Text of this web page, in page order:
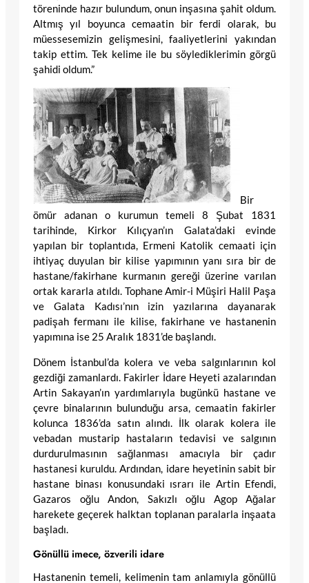
töreninde hazır bulundum, onun inşasına şahit oldum.
Altmış yıl boyunca cemaatin bir ferdi olarak, bu
müessesemizin gelişmesini, faaliyetlerini yakından
takip ettim. Tek kelime ile bu söylediklerimin görgü
şahidi oldum.”
Bir
ömür adanan o kurumun temeli 8 Şubat 1831
tarihinde, Kirkor Kılıçyan’ın Galata’daki evinde
yapılan bir toplantıda, Ermeni Katolik cemaati için
ihtiyaç duyulan bir kilise yapımının yanı sıra bir de
hastane/fakirhane kurmanın gereği üzerine varılan
ortak kararla atıldı. Tophane Amir-i Müşiri Halil Paşa
ve Galata Kadısı’nın izin yazılarına dayanarak
padişah fermanı ile kilise, fakirhane ve hastanenin
yapımına ise 25 Aralık 1831’de başlandı.
Dönem İstanbul’da kolera ve veba salgınlarının kol
gezdiği zamanlardı. Fakirler İdare Heyeti azalarından
Artin Sakayan’ın yardımlarıyla bugünkü hastane ve
çevre binalarının bulunduğu arsa, cemaatin fakirler
kolunca 1836’da satın alındı. İlk olarak kolera ile
vebadan mustarip hastaların tedavisi ve salgının
durdurulmasının sağlanması amacıyla bir çadır
hastanesi kuruldu. Ardından, idare heyetinin sabit bir
hastane binası konusundaki ısrarı ile Artin Efendi,
Gazaros oğlu Andon, Sakızlı oğlu Agop Ağalar
harekete geçerek halktan toplanan paralarla inşaata
başladı.
Gönüllü imece, özverili idare
Hastanenin temeli, kelimenin tam anlamıyla gönüllü